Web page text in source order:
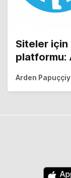
Siteler için
platformu:
Arden